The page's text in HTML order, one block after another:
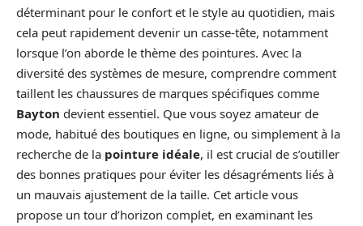
déterminant pour le confort et le style au quotidien, mais
cela peut rapidement devenir un casse-tête, notamment
lorsque l’on aborde le thème des pointures. Avec la
diversité des systèmes de mesure, comprendre comment
taillent les chaussures de marques spécifiques comme
Bayton devient essentiel. Que vous soyez amateur de
mode, habitué des boutiques en ligne, ou simplement à la
recherche de la pointure idéale, il est crucial de s’outiller
des bonnes pratiques pour éviter les désagréments liés à
un mauvais ajustement de la taille. Cet article vous
propose un tour d’horizon complet, en examinant les